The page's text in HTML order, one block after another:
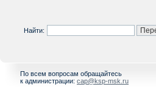
Найти:
По всем вопросам обращайтесь
к администрации: cap@ksp-msk.ru